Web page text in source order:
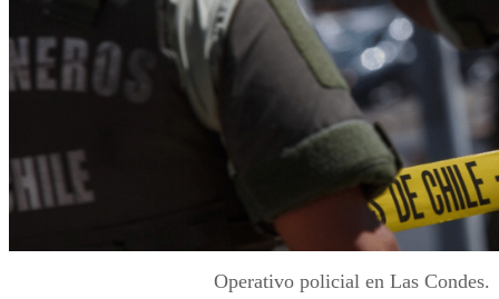
Operativo policial en Las Condes.